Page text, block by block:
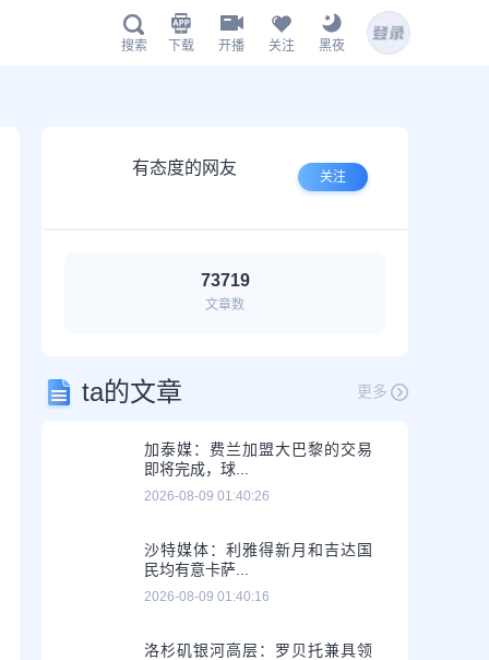
搜索 下载 开播 关注 黑夜
有态度的网友 关注
73719
文章数
ta的文章 更多
加泰媒：费兰加盟大巴黎的交易
即将完成，球...
2026-08-09 01:40:26
沙特媒体：利雅得新月和吉达国
民均有意卡萨...
2026-08-09 01:40:16
洛杉矶银河高层：罗贝托兼具领